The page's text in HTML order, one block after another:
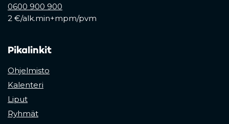
0600 900 900
2 €/alk.min+mpm/pvm
Pikalinkit
Ohjelmisto
Kalenteri
Liput
Ryhmät